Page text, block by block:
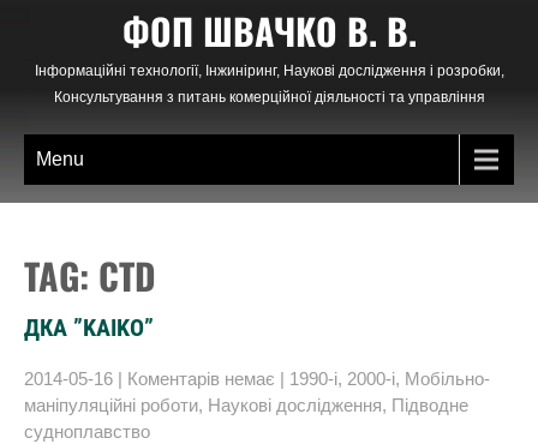
content
ФОП ШВАЧКО В. В.
Інформаційні технології, Інжиніринг, Наукові дослідження і розробки,
Консультування з питань комерційної діяльності та управління
Menu
TAG: CTD
ДКА ”KAIKO”
2014-05-16 | Коментарів немає | 1990-і, 2000-і, Мобільно-
маніпуляційні роботи, Наукові дослідження, Підводне
судноплавство